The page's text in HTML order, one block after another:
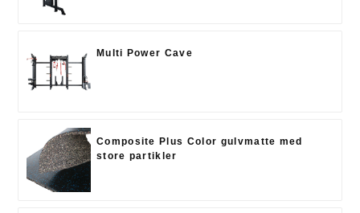
Multi Power Cave
Composite Plus Color gulvmatte med
store partikler